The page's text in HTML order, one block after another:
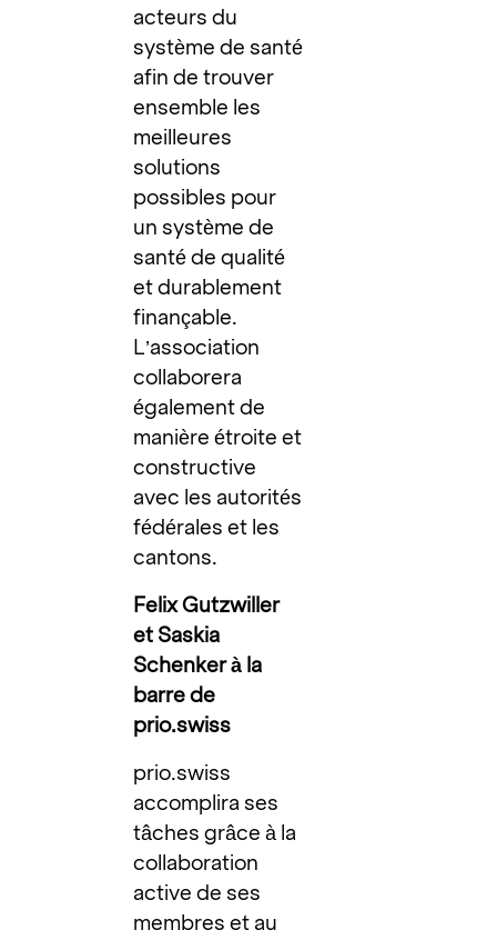
acteurs du
système de santé
afin de trouver
ensemble les
meilleures
solutions
possibles pour
un système de
santé de qualité
et durablement
finançable.
L’association
collaborera
également de
manière étroite et
constructive
avec les autorités
fédérales et les
cantons.
Felix Gutzwiller
et Saskia
Schenker à la
barre de
prio.swiss
prio.swiss
accomplira ses
tâches grâce à la
collaboration
active de ses
membres et au